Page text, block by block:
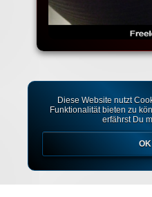
Diese Website nutzt
Funktionalität bieten zu
erfährst Du
OK